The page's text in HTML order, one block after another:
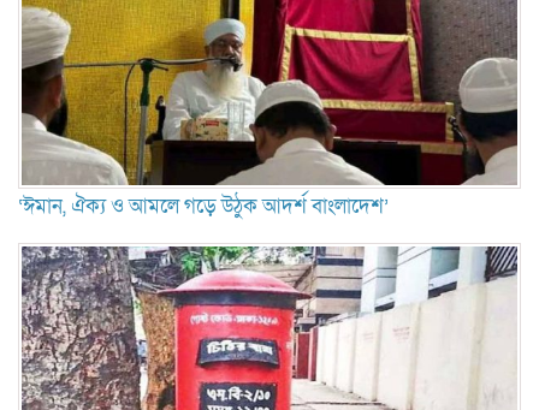
‘ঈমান, ঐক্য ও আমলে গড়ে উঠুক আদর্শ বাংলাদেশ’